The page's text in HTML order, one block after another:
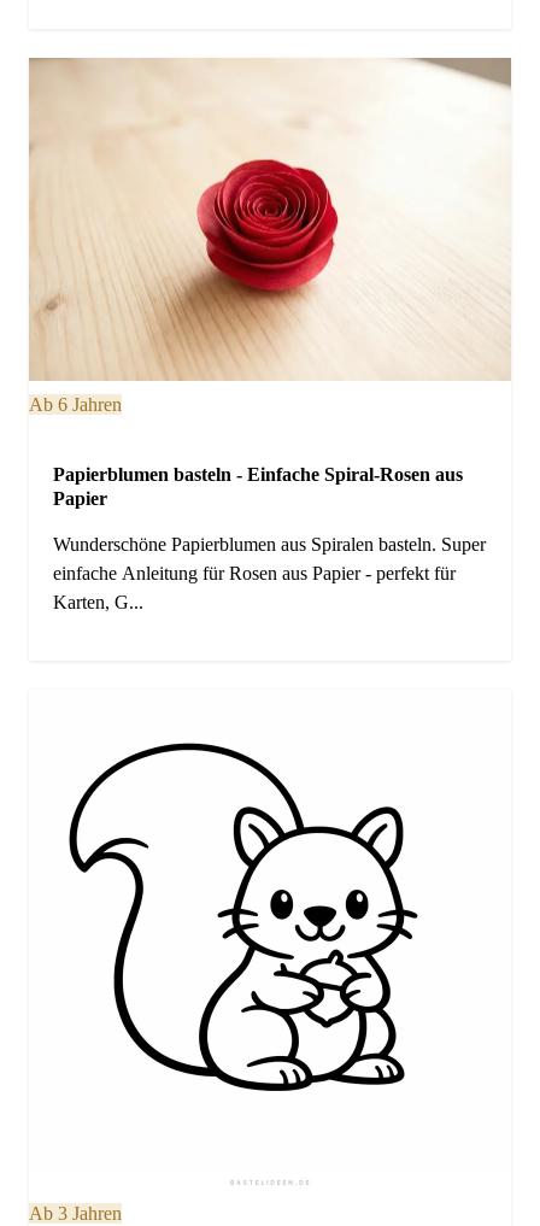
Ab 6 Jahren
Papierblumen basteln - Einfache Spiral-Rosen aus
Papier
Wunderschöne Papierblumen aus Spiralen basteln. Super
einfache Anleitung für Rosen aus Papier - perfekt für
Karten, G...
Ab 3 Jahren